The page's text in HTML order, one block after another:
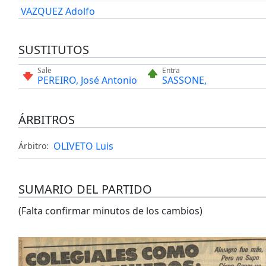
VAZQUEZ Adolfo
SUSTITUTOS
Sale
PEREIRO, José Antonio
Entra
SASSONE,
ÁRBITROS
Árbitro: OLIVETO Luis
SUMARIO DEL PARTIDO
(Falta confirmar minutos de los cambios)